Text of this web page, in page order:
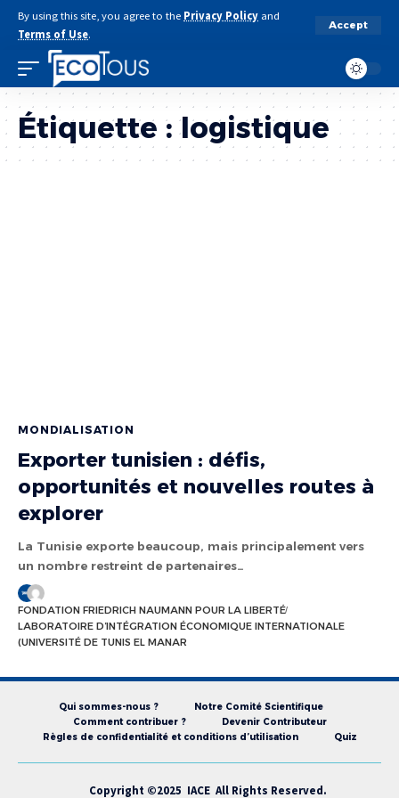
By using this site, you agree to the Privacy Policy and
Terms of Use.
Accept
Étiquette :logistique
MONDIALISATION
Exporter tunisien : défis,
opportunités et nouvelles routes à
explorer
La Tunisie exporte beaucoup, mais principalement vers
un nombre restreint de partenaires…
FONDATION FRIEDRICH NAUMANN POUR LA LIBERTÉ
LABORATOIRE D’INTÉGRATION ÉCONOMIQUE INTERNATIONALE
(UNIVERSITÉ DE TUNIS EL MANAR
Qui sommes-nous ?
Notre Comité Scientifique
Comment contribuer ?
Devenir Contributeur
Règles de confidentialité et conditions d’utilisation
Quiz
Copyright ©2025 IACE All Rights Reserved.